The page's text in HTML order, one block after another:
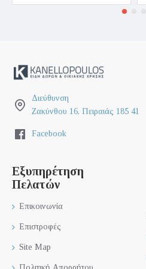
Διεύθυνση
Ζακύνθου 16, Πειραιάς 185 41
Facebook
Εξυπηρέτηση
Πελατών
Επικοινωνία
Επιστροφές
Site Map